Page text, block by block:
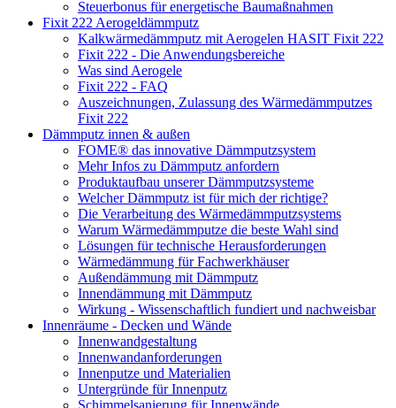
Steuerbonus für energetische Baumaßnahmen
Fixit 222 Aerogeldämmputz
Kalkwärmedämmputz mit Aerogelen HASIT Fixit 222
Fixit 222 - Die Anwendungsbereiche
Was sind Aerogele
Fixit 222 - FAQ
Auszeichnungen, Zulassung des Wärmedämmputzes
Fixit 222
Dämmputz innen & außen
FOME® das innovative Dämmputzsystem
Mehr Infos zu Dämmputz anfordern
Produktaufbau unserer Dämmputzsysteme
Welcher Dämmputz ist für mich der richtige?
Die Verarbeitung des Wärmedämmputzsystems
Warum Wärmedämmputze die beste Wahl sind
Lösungen für technische Herausforderungen
Wärmedämmung für Fachwerkhäuser
Außendämmung mit Dämmputz
Innendämmung mit Dämmputz
Wirkung - Wissenschaftlich fundiert und nachweisbar
Innenräume - Decken und Wände
Innenwandgestaltung
Innenwandanforderungen
Innenputze und Materialien
Untergründe für Innenputz
Schimmelsanierung für Innenwände